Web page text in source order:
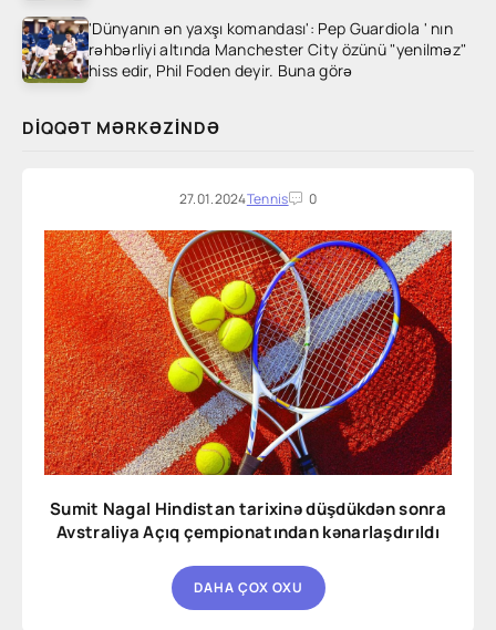
'Dünyanın ən yaxşı komandası': Pep Guardiola ' nın
rəhbərliyi altında Manchester City özünü "yenilməz"
hiss edir, Phil Foden deyir. Buna görə
DIQQƏT MƏRKƏZINDƏ
27.01.2024Tennis 0
Sumit Nagal Hindistan tarixinə düşdükdən sonra
Avstraliya Açıq çempionatından kənarlaşdırıldı
DAHA ÇOX OXU